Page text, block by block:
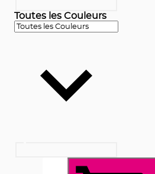
Toutes les Couleurs